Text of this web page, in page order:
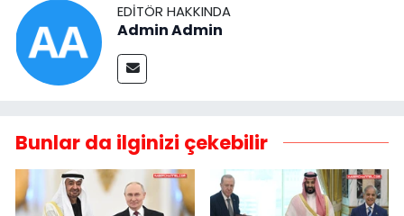
EDITÖR HAKKINDA
Admin Admin
Bunlar da ilginizi çekebilir